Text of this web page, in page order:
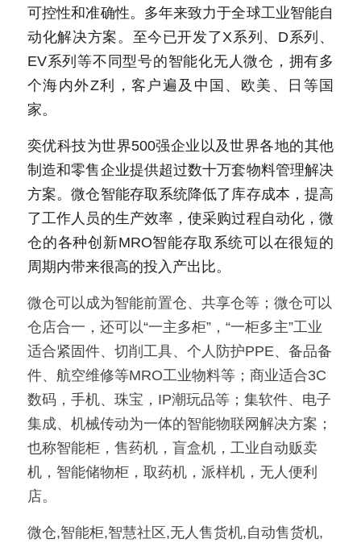
可控性和准确性。多年来致力于全球工业智能自
动化解决方案。至今已开发了X系列、D系列、
EV系列等不同型号的智能化无人微仓，拥有多
个海内外Z利，客户遍及中国、欧美、日等国
家。
奕优科技为世界500强企业以及世界各地的其他
制造和零售企业提供超过数十万套物料管理解决
方案。微仓智能存取系统降低了库存成本，提高
了工作人员的生产效率，使采购过程自动化，微
仓的各种创新MRO智能存取系统可以在很短的
周期内带来很高的投入产出比。
微仓可以成为智能前置仓、共享仓等；微仓可以
仓店合一，还可以“一主多柜”，“一柜多主”工业
适合紧固件、切削工具、个人防护PPE、备品备
件、航空维修等MRO工业物料等；商业适合3C
数码，手机、珠宝，IP潮玩品等；集软件、电子
集成、机械传动为一体的智能物联网解决方案；
也称智能柜，售药机，盲盒机，工业自动贩卖
机，智能储物柜，取药机，派样机，无人便利
店。
微仓,智能柜,智慧社区,无人售货机,自动售货机,